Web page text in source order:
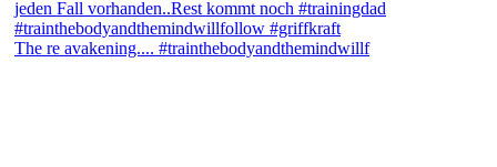
The re avakening.... #trainthebodyandthemindwillf